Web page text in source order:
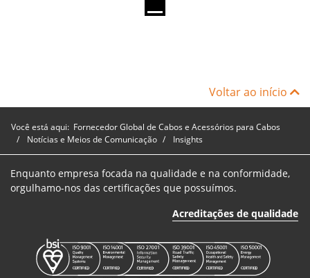
Voltar ao início
Você está aqui: Fornecedor Global de Cabos e Acessórios para Cabos
Notícias e Meios de Comunicação
Insights
Enquanto empresa focada na qualidade e na conformidade,
orgulhamo-nos das certificações que possuímos.
Acreditações de qualidade